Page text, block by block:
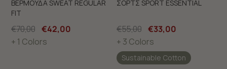
ΒΕΡΜΟΥΔΑ SWEAT REGULAR
FIT
€70,00 €42,00
+ 1 Colors
ΣΟΡΤΣ SPORT ESSENTIAL
€55,00 €33,00
+ 3 Colors
Sustainable Cotton